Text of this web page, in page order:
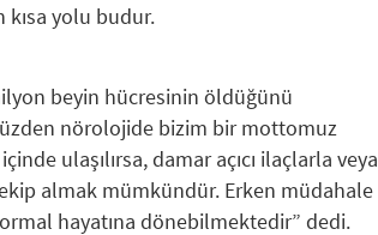
yolu budur.
beyin hücresinin öldüğünü
nörolojide bizim bir mottomuz
ulaşılırsa, damar açıcı ilaçlarla veya
almak mümkündür. Erken müdahale
hayatına dönebilmektedir” dedi.